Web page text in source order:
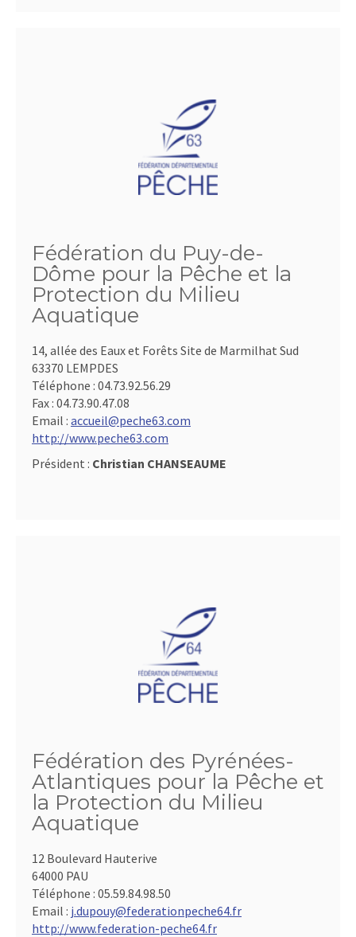
Fédération du Puy-de-
Dôme pour la Pêche et la
Protection du Milieu
Aquatique
14, allée des Eaux et Forêts Site de Marmilhat Sud
63370 LEMPDES
Téléphone : 04.73.92.56.29
Fax : 04.73.90.47.08
Email : accueil@peche63.com
http://www.peche63.com
Président : Christian CHANSEAUME
Fédération des Pyrénées-
Atlantiques pour la Pêche et
la Protection du Milieu
Aquatique
12 Boulevard Hauterive
64000 PAU
Téléphone : 05.59.84.98.50
Email : j.dupouy@federationpeche64.fr
http://www.federation-peche64.fr